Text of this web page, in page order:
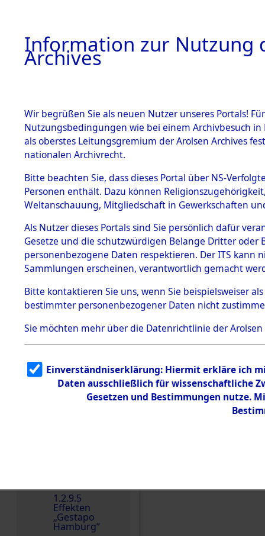
BESTÄNDE
1.
Inhaftierungsdoku
mente
1.2.9 Beim ITS
Effekten
1.2.9.1
Effekten aus
dem KZ
Dachau
1.2.9.2
Effekten aus
dem KZ
Bayerisches
1.2.9.3
Effekten aus
dem KZ
Neuengamm
1.2.9.5
Effekten
„Gestapo
Hamburg“
0006
Einen Kommentar
Information zur Nutzung
Archives
Wir begrüßen Sie als neuen Nutzer unseres Portals!
Nutzungsbedingungen wie bei einem Archivbesuch
als oberstes Leitungsgremium der Arolsen Archives
nationalen Archivrecht.
Bitte beachten Sie, dass dieses Portal über NS-
Personen enthält. Dazu können
Weltanschauung, Mitgliedschaft in Gewerkschaften
Als Nutzer dieses Portals sind Sie persönlich dafür
Gesetze und die schutzwürdigen Belange Dritter
personenbezogene Daten respektieren. Der ITS
Sammlungen erscheinen, verantwortlich gemacht
Bitte kontaktieren Sie uns, wenn Sie beispielsweiser
bestimmter personenbezogener Daten nicht
Sie möchten mehr über die Datenrichtlinie der Arolsen
Einverständniserklärung: Hiermit erkläre ich
Daten ausschließlich für wissenschaftliche
Gesetzen und Bestimmungen nutze.